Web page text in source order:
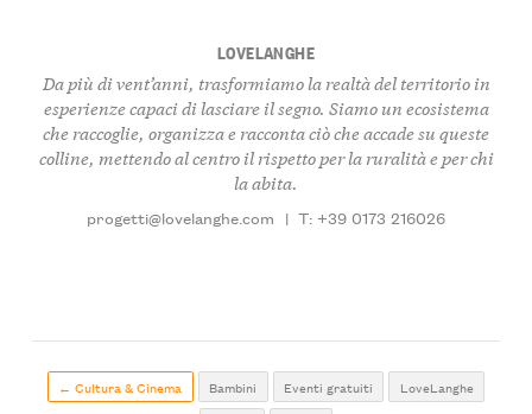
LOVELANGHE
Da più di vent’anni, trasformiamo la realtà del territorio in
esperienze capaci di lasciare il segno. Siamo un ecosistema
che raccoglie, organizza e racconta ciò che accade su queste
colline, mettendo al centro il rispetto per la ruralità e per chi
la abita.
progetti@lovelanghe.com | T: +39 0173 216026
← Cultura & Cinema Bambini Eventi gratuiti
LoveLanghe